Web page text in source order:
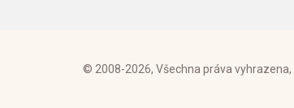
© 2008-2026, Všechna práva vyhrazena,